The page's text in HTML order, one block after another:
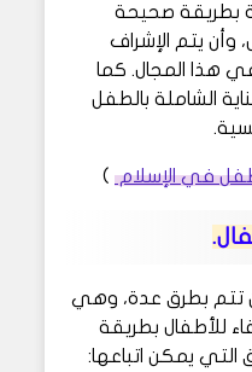
بطريقة صحيحة
وأن يتم الإشراف
هذا المجال. كما
الشاملة بالطفل
في الإسلام )
تتم بطرق عدة، وهي
للأطفال بطريقة
التي يمكن اتباعها: